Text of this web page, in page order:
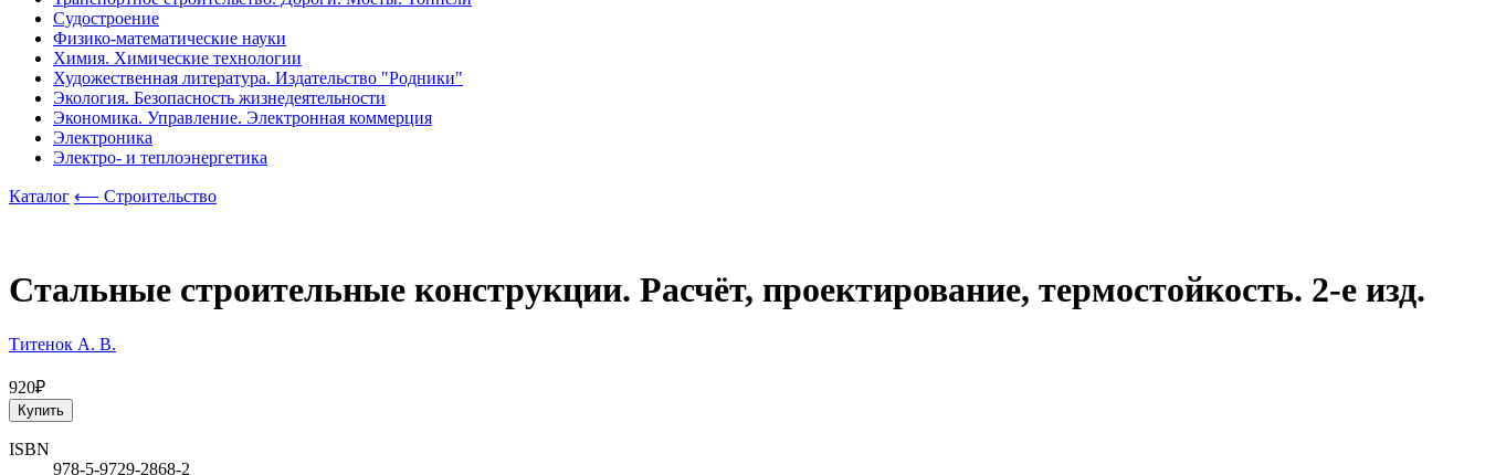
Судостроение
Физико-математические науки
Химия. Химические технологии
Художественная литература. Издательство "Родники"
Экология. Безопасность жизнедеятельности
Экономика. Управление. Электронная коммерция
Электроника
Электро- и теплоэнергетика
Каталог ⟵ Строительство
Стальные строительные конструкции. Расчёт, проектирование, термостойкость. 2-е изд.
Титенок А. В.
920₽
Купить
ISBN
978-5-9729-2868-2